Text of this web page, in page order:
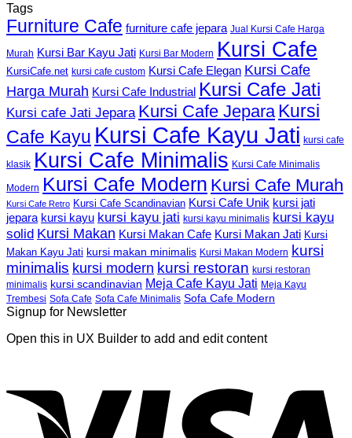
Tags
Furniture Cafe furniture cafe jepara Jual Kursi Cafe Harga
Murah Kursi Bar Kayu Jati Kursi Bar Modern Kursi Cafe
KursiCafe.net kursi cafe custom Kursi Cafe Elegan Kursi Cafe
Harga Murah Kursi Cafe Industrial Kursi Cafe Jati
Kursi cafe Jati Jepara Kursi Cafe Jepara Kursi
Cafe Kayu Kursi Cafe Kayu Jati kursi cafe
klasik Kursi Cafe Minimalis Kursi Cafe Minimalis
Modern Kursi Cafe Modern Kursi Cafe Murah
Kursi Cafe Retro Kursi Cafe Scandinavian Kursi Cafe Unik kursi jati
jepara kursi kayu kursi kayu jati kursi kayu minimalis kursi kayu
solid Kursi Makan Kursi Makan Cafe Kursi Makan Jati Kursi
Makan Kayu Jati kursi makan minimalis Kursi Makan Modern kursi
minimalis kursi modern kursi restoran kursi restoran
minimalis kursi scandinavian Meja Cafe Kayu Jati Meja Kayu
Trembesi Sofa Cafe Sofa Cafe Minimalis Sofa Cafe Modern
Signup for Newsletter
Open this in UX Builder to add and edit content